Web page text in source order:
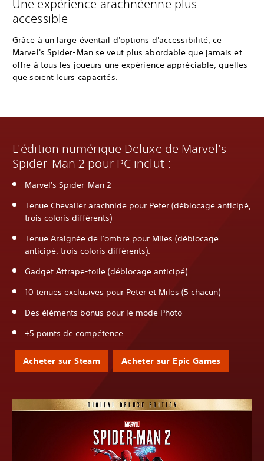
Une expérience arachnéenne plus
accessible
Grâce à un large éventail d'options d'accessibilité, ce
Marvel's Spider-Man se veut plus abordable que jamais et
offre à tous les joueurs une expérience appréciable, quelles
que soient leurs capacités.
L'édition numérique Deluxe de Marvel's
Spider-Man 2 pour PC inclut :
Marvel's Spider-Man 2
Tenue Chevalier arachnide pour Peter (déblocage anticipé,
trois coloris différents)
Tenue Araignée de l'ombre pour Miles (déblocage
anticipé, trois coloris différents).
Gadget Attrape-toile (déblocage anticipé)
10 tenues exclusives pour Peter et Miles (5 chacun)
Des éléments bonus pour le mode Photo
+5 points de compétence
Acheter sur Steam Acheter sur Epic Games